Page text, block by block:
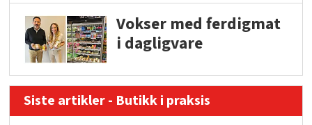
Vokser med ferdigmat
i dagligvare
Siste artikler - Butikk i praksis